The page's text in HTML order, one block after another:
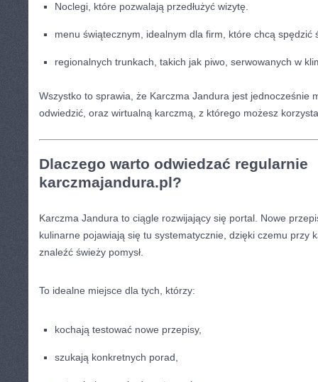
Noclegi, które pozwalają przedłużyć wizytę.
menu świątecznym, idealnym dla firm, które chcą spędzić
regionalnych trunkach, takich jak piwo, serwowanych w
Wszystko to sprawia, że Karczma Jandura jest jednocześnie
odwiedzić, oraz wirtualną karczmą, z którego możesz
Dlaczego warto odwiedzać regularnie
karczmajandura.pl?
Karczma Jandura to ciągle rozwijający się portal. Nowe
kulinarne pojawiają się tu systematycznie, dzięki czemu przy
znaleźć świeży pomysł.
To idealne miejsce dla tych, którzy:
kochają testować nowe przepisy,
szukają konkretnych porad,